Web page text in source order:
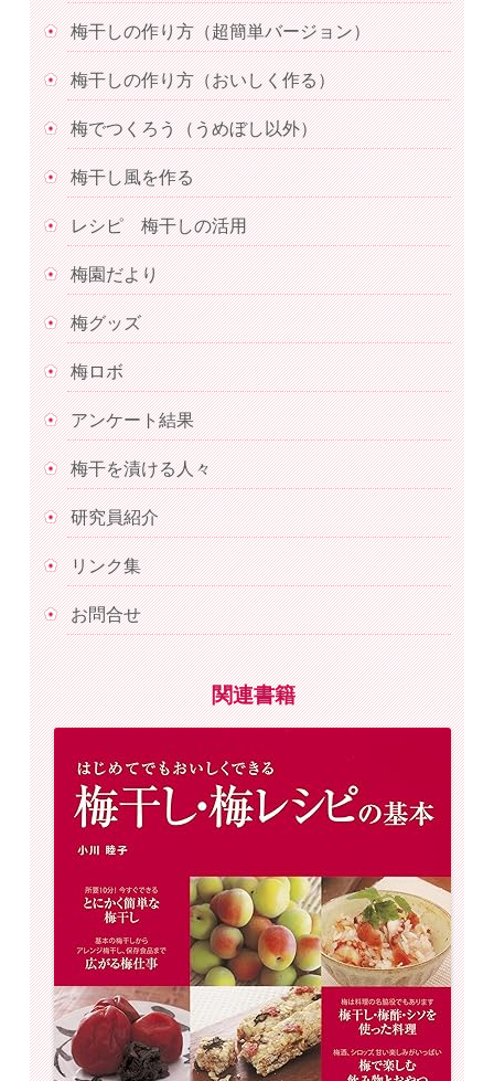
梅干しの作り方（超簡単バージョン）
梅干しの作り方（おいしく作る）
梅でつくろう（うめぼし以外）
梅干し風を作る
レシピ 梅干しの活用
梅園だより
梅グッズ
梅ロボ
アンケート結果
梅干を漬ける人々
研究員紹介
リンク集
お問合せ
関連書籍